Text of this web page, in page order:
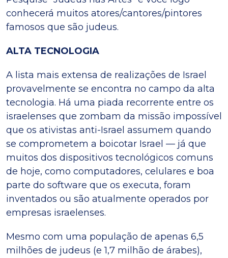
conhecerá muitos atores/cantores/pintores
famosos que são judeus.
ALTA TECNOLOGIA
A lista mais extensa de realizações de Israel
provavelmente se encontra no campo da alta
tecnologia. Há uma piada recorrente entre os
israelenses que zombam da missão impossível
que os ativistas anti-Israel assumem quando
se comprometem a boicotar Israel — já que
muitos dos dispositivos tecnológicos comuns
de hoje, como computadores, celulares e boa
parte do software que os executa, foram
inventados ou são atualmente operados por
empresas israelenses.
Mesmo com uma população de apenas 6,5
milhões de judeus (e 1,7 milhão de árabes),